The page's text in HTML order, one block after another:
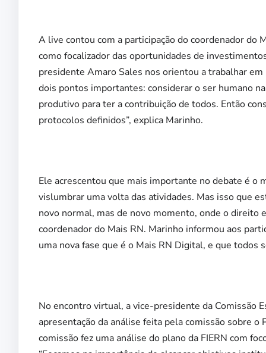
A live contou com a participação do coordenador do
como focalizador das oportunidades de
presidente Amaro Sales nos orientou a trabalhar
dois pontos importantes: considerar o ser humano
produtivo para ter a contribuição de todos. Então
protocolos definidos”, explica Marinho.
Ele acrescentou que mais importante no debate é o
vislumbrar uma volta das atividades. Mas isso que
novo normal, mas de novo momento, onde o direito
coordenador do Mais RN. Marinho informou aos
uma nova fase que é o Mais RN Digital, e que todos
No encontro virtual, a vice-presidente da Comissão
apresentação da análise feita pela comissão sobre o
comissão fez uma análise do plano da FIERN com